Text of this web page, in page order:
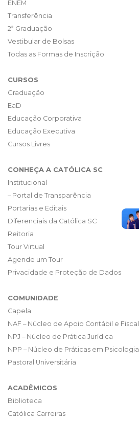
ENEM
Transferência
2ª Graduação
Vestibular de Bolsas
Todas as Formas de Inscrição
CURSOS
Graduação
EaD
Educação Corporativa
Educação Executiva
Cursos Livres
CONHEÇA A CATÓLICA SC
Institucional
– Portal de Transparência
Portarias e Editais
Diferenciais da Católica SC
Reitoria
Tour Virtual
Agende um Tour
Privacidade e Proteção de Dados
COMUNIDADE
Capela
NAF – Núcleo de Apoio Contábil e Fiscal
NPJ – Núcleo de Prática Jurídica
NPP – Núcleo de Práticas em Psicologia
Pastoral Universitária
ACADÊMICOS
Biblioteca
Católica Carreiras